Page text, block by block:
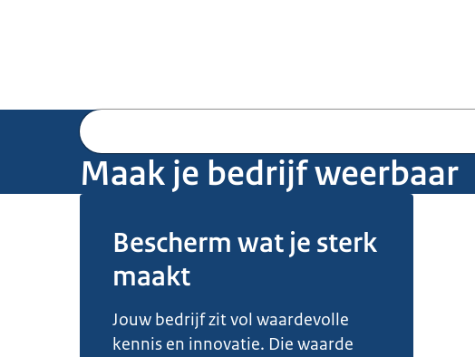
Maak je bedrijf weerbaar
Bescherm wat je sterk
maakt
Jouw bedrijf zit vol waardevolle
kennis en innovatie. Die waarde